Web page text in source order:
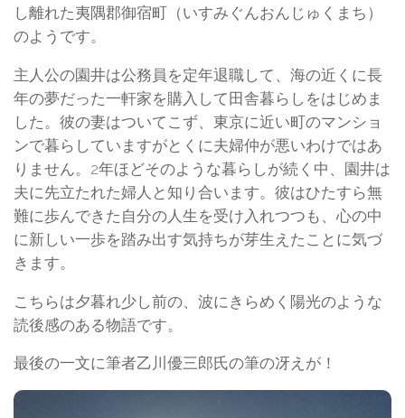
し離れた夷隅郡御宿町（いすみぐんおんじゅくまち）
のようです。
主人公の園井は公務員を定年退職して、海の近くに長
年の夢だった一軒家を購入して田舎暮らしをはじめま
した。彼の妻はついてこず、東京に近い町のマンショ
ンで暮らしていますがとくに夫婦仲が悪いわけではあ
りません。2年ほどそのような暮らしが続く中、園井は
夫に先立たれた婦人と知り合います。彼はひたすら無
難に歩んできた自分の人生を受け入れつつも、心の中
に新しい一歩を踏み出す気持ちが芽生えたことに気づ
きます。
こちらは夕暮れ少し前の、波にきらめく陽光のような
読後感のある物語です。
最後の一文に筆者乙川優三郎氏の筆の冴えが！